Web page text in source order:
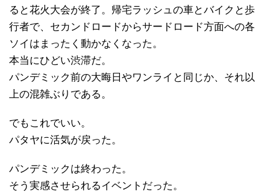
ると花火大会が終了。帰宅ラッシュの車とバイクと歩
行者で、セカンドロードからサードロード方面への各
ソイはまったく動かなくなった。
本当にひどい渋滞だ。
パンデミック前の大晦日やワンライと同じか、それ以
上の混雑ぶりである。
でもこれでいい。
パタヤに活気が戻った。
パンデミックは終わった。
そう実感させられるイベントだった。